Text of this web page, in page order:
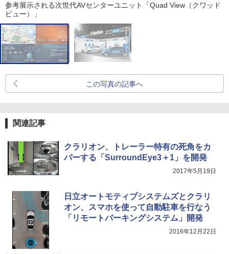
参考展示される次世代AVセンターユニット「Quad View（クワッド
ビュー）」
この写真の記事へ
関連記事
クラリオン、トレーラー特有の死角をカ
バーする「SurroundEye3＋1」を開発
2017年5月19日
日立オートモティブシステムズとクラリ
オン、スマホを使って自動駐車を行なう
「リモートパーキングシステム」開発
2016年12月22日